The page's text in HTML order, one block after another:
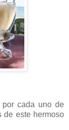
por cada uno de
de este hermoso